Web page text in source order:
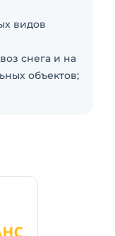
видов
снега и на
объектов;
дом ,
включено в